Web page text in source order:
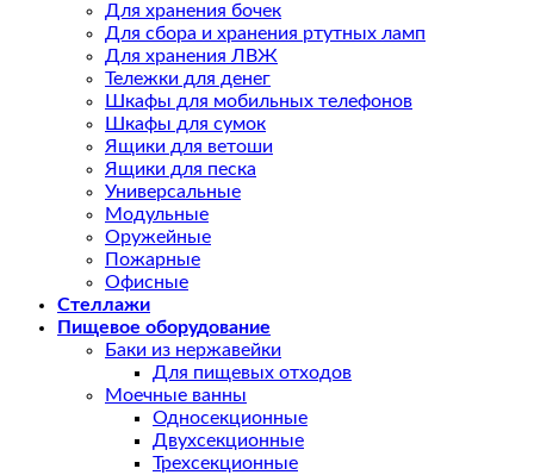
Для хранения бочек
Для сбора и хранения ртутных ламп
Для хранения ЛВЖ
Тележки для денег
Шкафы для мобильных телефонов
Шкафы для сумок
Ящики для ветоши
Ящики для песка
Универсальные
Модульные
Оружейные
Пожарные
Офисные
Стеллажи
Пищевое оборудование
Баки из нержавейки
Для пищевых отходов
Моечные ванны
Односекционные
Двухсекционные
Трехсекционные